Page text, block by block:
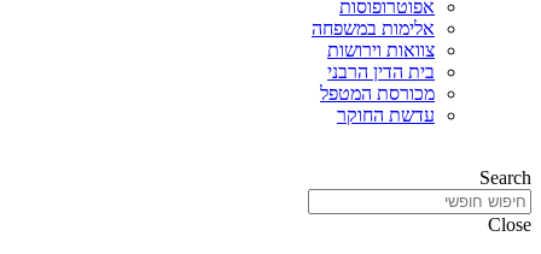
אפוטרופוסות
אלימות במשפחה
צוואות וירושות
בית הדין הרבני
מכורסת המטפל
עדשת החוקר
Search
Close